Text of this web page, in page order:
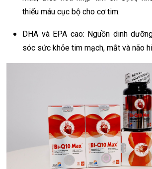
thiếu máu cục bộ cho cơ tim.
DHA và EPA cao: Nguồn dinh
sóc sức khỏe tim mạch, mắt và não